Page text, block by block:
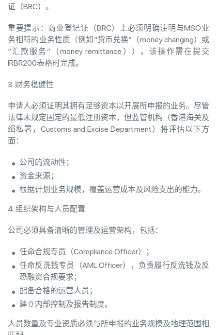
证（BRC）。
重要提示：商业登记证（BRC）上必须明确注明与MSO业
务相符的业务性质（例如“货币兑换”（money changing）或
“汇款服务”（money remittance））。该操作需在提交
IRBR200表格时完成。
3. 财务稳健性
申请人必须证明其拥有足够资本以开展所申报的业务。尽管
法律未规定固定的最低注册资本，但监管机构（香港海关及
缉私署，Customs and Excise Department）将评估以下方
面：
公司的流动性；
资金来源；
根据计划业务规模，覆盖运营成本及风险支出的能力。
4. 组织架构与人员配置
公司必须具备清晰的管理及运营架构，包括：
任命合规专员（Compliance Officer）；
任命反洗钱专员（AML Officer），负责履行反洗钱及反
恐融资合规要求；
配备合格的运营人员；
建立内部控制及报告制度。
人员数量及专业资质必须与所申报的业务规模及地理范围相